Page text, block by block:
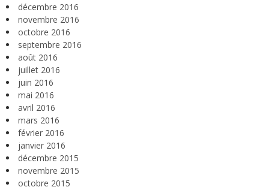
décembre 2016
novembre 2016
octobre 2016
septembre 2016
août 2016
juillet 2016
juin 2016
mai 2016
avril 2016
mars 2016
février 2016
janvier 2016
décembre 2015
novembre 2015
octobre 2015